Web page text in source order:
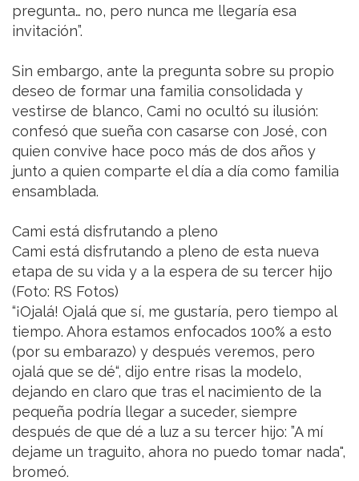
pregunta… no, pero nunca me llegaría esa
invitación”.
Sin embargo, ante la pregunta sobre su propio
deseo de formar una familia consolidada y
vestirse de blanco, Cami no ocultó su ilusión:
confesó que sueña con casarse con José, con
quien convive hace poco más de dos años y
junto a quien comparte el día a día como familia
ensamblada.
Cami está disfrutando a pleno
Cami está disfrutando a pleno de esta nueva
etapa de su vida y a la espera de su tercer hijo
(Foto: RS Fotos)
“¡Ojalá! Ojalá que sí, me gustaría, pero tiempo al
tiempo. Ahora estamos enfocados 100% a esto
(por su embarazo) y después veremos, pero
ojalá que se dé“, dijo entre risas la modelo,
dejando en claro que tras el nacimiento de la
pequeña podría llegar a suceder, siempre
después de que dé a luz a su tercer hijo: ”A mí
dejame un traguito, ahora no puedo tomar nada",
bromeó.